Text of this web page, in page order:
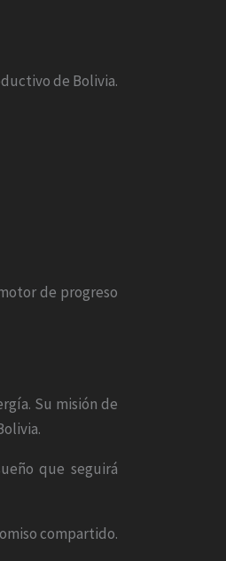
de Bolivia.
de progreso
Su misión de
que seguirá
compartido.